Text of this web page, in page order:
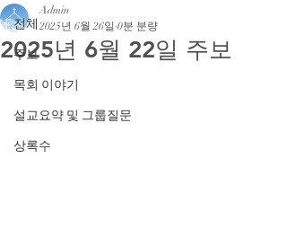
전체
주보
목회 이야기
설교요약 및 그룹질문
상록수
2025년 6월 22일 주보
Admin
2025년 6월 26일 0분 분량